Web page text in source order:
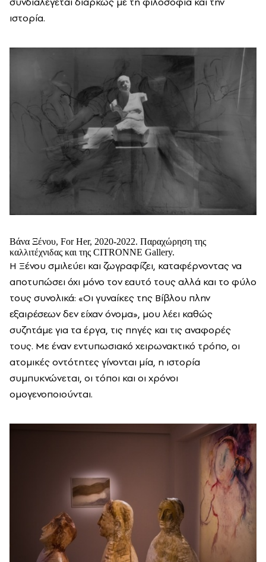
ιστορία.
Βάνα Ξένου, For Her, 2020-2022. Παραχώρηση της
καλλιτέχνιδας και της CITRONNE Gallery.
Η Ξένου σμιλεύει και ζωγραφίζει, καταφέρνοντας να
αποτυπώσει όχι μόνο τον εαυτό τους αλλά και το φύλο
τους συνολικά: «Οι γυναίκες της Βίβλου πλην
εξαιρέσεων δεν είχαν όνομα», μου λέει καθώς
συζητάμε για τα έργα, τις πηγές και τις αναφορές
τους. Με έναν εντυπωσιακό χειρωνακτικό τρόπο, οι
ατομικές οντότητες γίνονται μία, η ιστορία
συμπυκνώνεται, οι τόποι και οι χρόνοι
ομογενοποιούνται.